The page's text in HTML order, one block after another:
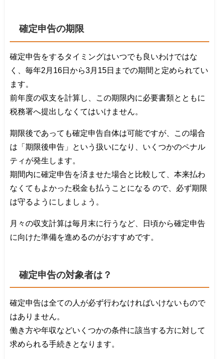
確定申告の期限
確定申告をするタイミングはいつでも良いわけではな
く、毎年2月16日から3月15日までの期間と定められてい
ます。
前年度の収支を計算し、この期限内に必要書類とともに
税務署へ提出しなくてはいけません。
期限後であっても確定申告自体は可能ですが、この場合
は「期限後申告」という扱いになり、いくつかのペナル
ティが発生します。
期間内に確定申告を済ませた場合と比較して、本来払わ
なくてもよかった税金も払うことになる ので、必ず期限
は守るようにしましょう。
月々の収支計算は毎月末に行うなど、日頃から確定申告
に向けた準備を進めるのがおすすめです。
確定申告の対象者は？
確定申告は全ての人が必ず行わなければいけないもので
はありません。
働き方や年収などいくつかの条件に該当する方に対して
求められる手続きとなります。